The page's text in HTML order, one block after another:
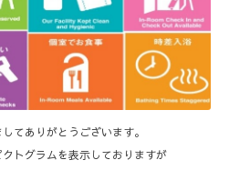
てありがとうございます。
トグラムを表示しておりますが